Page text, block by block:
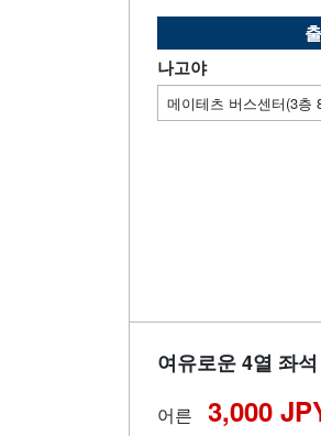
나고야
메이테츠 버스센터(3층
여유로운 4열 좌
어른 3,000